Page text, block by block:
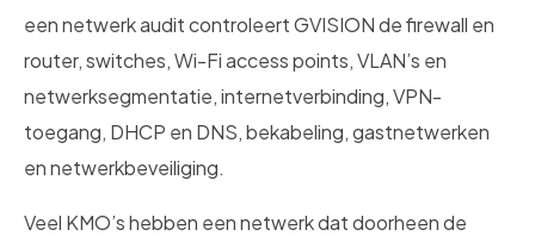
een netwerk audit controleert GVISION de firewall en
router, switches, Wi-Fi access points, VLAN’s en
netwerksegmentatie, internetverbinding, VPN-
toegang, DHCP en DNS, bekabeling, gastnetwerken
en netwerkbeveiliging.
Veel KMO’s hebben een netwerk dat doorheen de